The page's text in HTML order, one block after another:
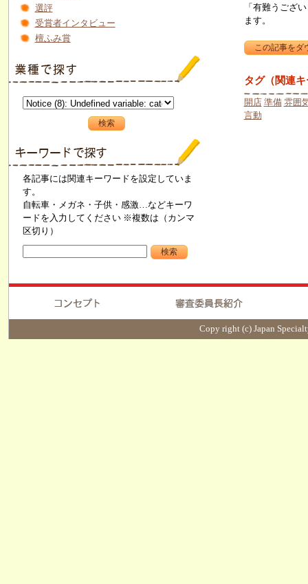
選評
受賞者インタビュー
檀ふみ賞
各記事には関連キーワードを設定していま
す。
自転車・メガネ・子供・感激…などキーワ
ードを入力してください ※複数は（カンマ
区切り）
「有難うござ
ます。
タグ（関連
開店 準備 雰囲
言動
Copy right (c) Japan